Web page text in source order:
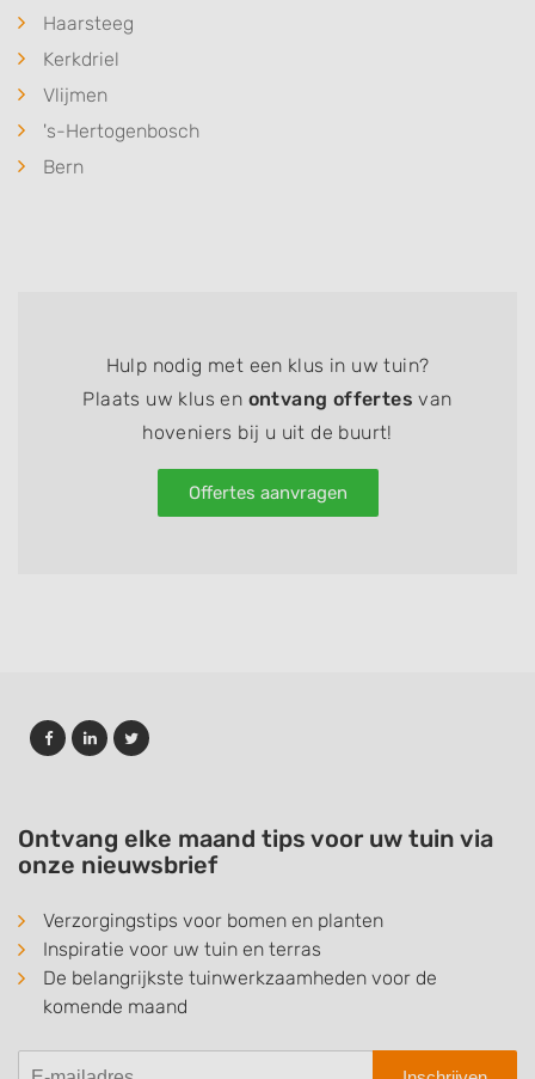
Haarsteeg
Kerkdriel
Vlijmen
's-Hertogenbosch
Bern
Hulp nodig met een klus in uw tuin?
Plaats uw klus en ontvang offertes van
hoveniers bij u uit de buurt!
Offertes aanvragen
Ontvang elke maand tips voor uw tuin via
onze nieuwsbrief
Verzorgingstips voor bomen en planten
Inspiratie voor uw tuin en terras
De belangrijkste tuinwerkzaamheden voor de
komende maand